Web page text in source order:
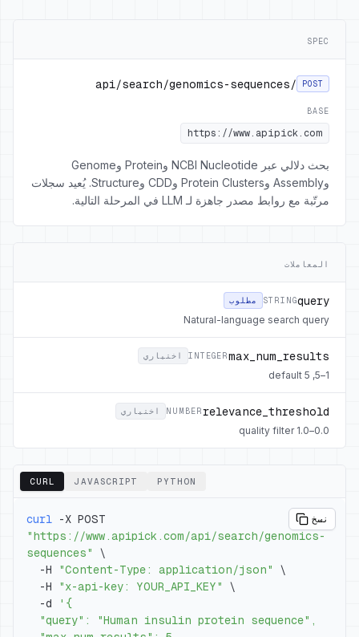
SPEC
POST
/api/search/genomics-sequences
BASE
https://www.apipick.com
بحث دلالي عبر NCBI Nucleotide وProtein وGenome
وAssembly وProtein Clusters وCDD وStructure. يُعيد سجلات
مرتّبة مع روابط مصدر جاهزة لـ LLM في المرحلة التالية.
المعاملات
query
STRING مطلوب
Natural-language search query
max_num_results
INTEGER اختياري
1–5, default 5
relevance_threshold
NUMBER اختياري
0.0–1.0 quality filter
CURL JAVASCRIPT PYTHON
نسخ curl
"https://www.apipick.com/api/search/genomics-
sequences"
\
  -H
"Content-Type: application/json"
\
  -H
"x-api-key: YOUR_API_KEY"
\
  -d